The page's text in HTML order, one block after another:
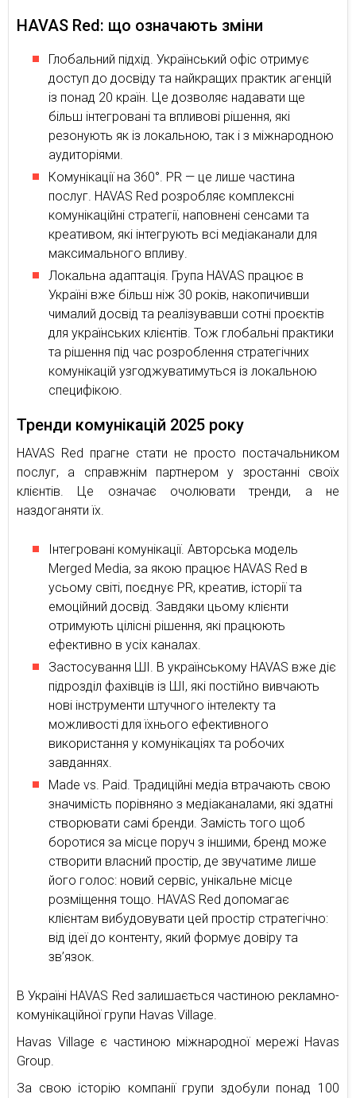
HAVAS Red: що означають зміни
Глобальний підхід. Український офіс отримує
доступ до досвіду та найкращих практик агенцій
із понад 20 країн. Це дозволяє надавати ще
більш інтегровані та впливові рішення, які
резонують як із локальною, так і з міжнародною
аудиторіями.
Комунікації на 360°. PR — це лише частина
послуг. HAVAS Red розробляє комплексні
комунікаційні стратегії, наповнені сенсами та
креативом, які інтегрують всі медіаканали для
максимального впливу.
Локальна адаптація. Група HAVAS працює в
Україні вже більш ніж 30 років, накопичивши
чималий досвід та реалізувавши сотні проєктів
для українських клієнтів. Тож глобальні практики
та рішення під час розроблення стратегічних
комунікацій узгоджуватимуться із локальною
специфікою.
Тренди комунікацій 2025 року
HAVAS Red прагне стати не просто постачальником
послуг, а справжнім партнером у зростанні своїх
клієнтів. Це означає очолювати тренди, а не
наздоганяти їх.
Інтегровані комунікації. Авторська модель
Merged Media, за якою працює HAVAS Red в
усьому світі, поєднує PR, креатив, історії та
емоційний досвід. Завдяки цьому клієнти
отримують цілісні рішення, які працюють
ефективно в усіх каналах.
Застосування ШІ. В українському HAVAS вже діє
підрозділ фахівців із ШІ, які постійно вивчають
нові інструменти штучного інтелекту та
можливості для їхнього ефективного
використання у комунікаціях та робочих
завданнях.
Made vs. Paid. Традиційні медіа втрачають свою
значимість порівняно з медіаканалами, які здатні
створювати самі бренди. Замість того щоб
боротися за місце поруч з іншими, бренд може
створити власний простір, де звучатиме лише
його голос: новий сервіс, унікальне місце
розміщення тощо. HAVAS Red допомагає
клієнтам вибудовувати цей простір стратегічно:
від ідеї до контенту, який формує довіру та
зв’язок.
В Україні HAVAS Red залишається частиною рекламно-
комунікаційної групи Havas Village.
Havas Village є частиною міжнародної мережі Havas
Group.
За свою історію компанії групи здобули понад 100